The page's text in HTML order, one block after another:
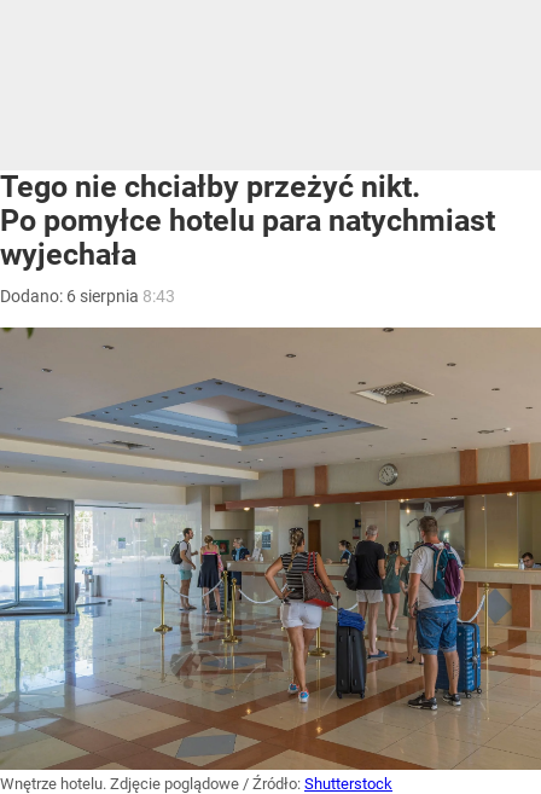
Tego nie chciałby przeżyć nikt.
Po pomyłce hotelu para natychmiast
wyjechała
Dodano: 6 sierpnia 8:43
Wnętrze hotelu. Zdjęcie poglądowe / Źródło: Shutterstock